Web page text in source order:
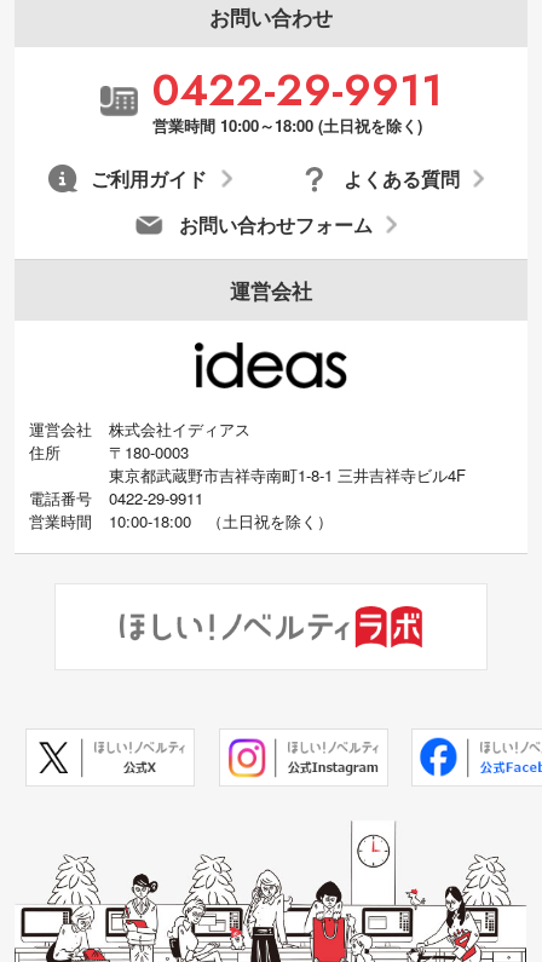
お問い合わせ
0422-29-9911
営業時間 10:00～18:00 (土日祝を除く)
お問い合わせフォーム
よくある質問
ご利用ガイド
運営会社
運営会社
株式会社イディアス
住所
〒180-0003
東京都武蔵野市吉祥寺南町1-8-1 三井吉祥寺ビル4F
電話番号
0422-29-9911
営業時間
10:00-18:00 （土日祝を除く）